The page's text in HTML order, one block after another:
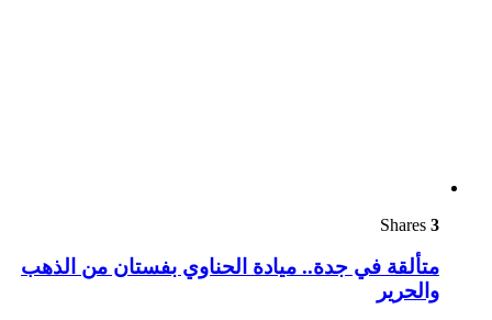
3
متألقة في جدة.. ميادة الحناوي بفستان من الذهب
والحرير